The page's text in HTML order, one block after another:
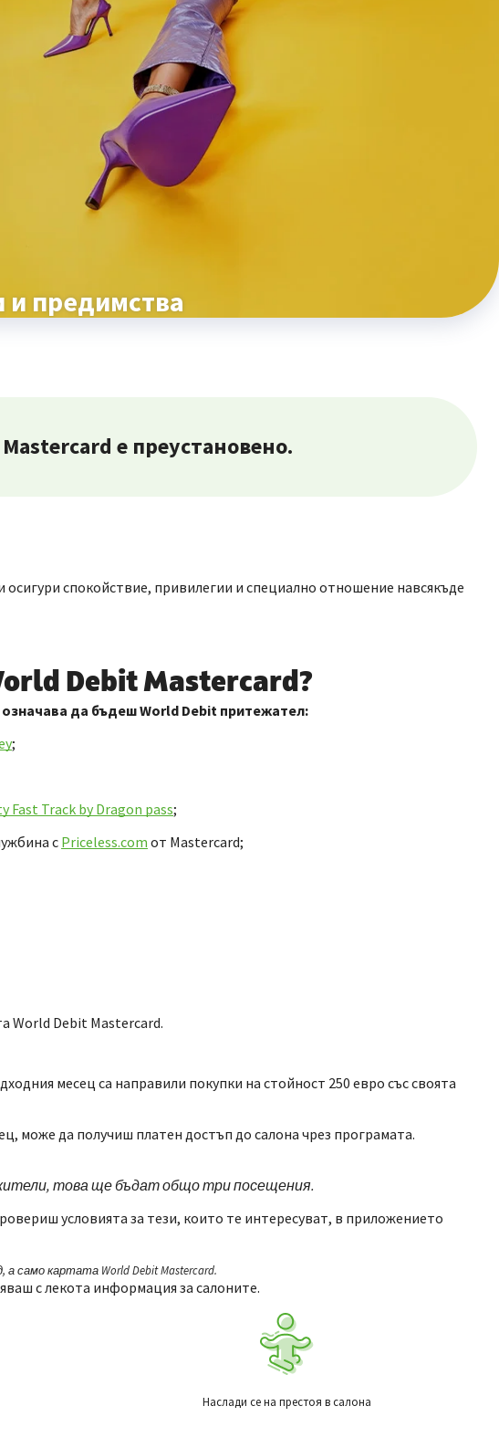
и предимства
е преустановено.
спокойствие, привилегии и специално отношение навсякъде
Debit Mastercard?
да бъдеш World Debit притежател:
;
Track by Dragon pass;
с Priceless.com от Mastercard;
World Debit Mastercard.
месец са направили покупки на стойност 250 евро със своята
може да получиш платен достъп до салона чрез програмата.
това ще бъдат общо три посещения.
условията за тези, които те интересуват, в приложението
само картата World Debit Mastercard.
с лекота информация за салоните.
Наслади се на престоя в салона